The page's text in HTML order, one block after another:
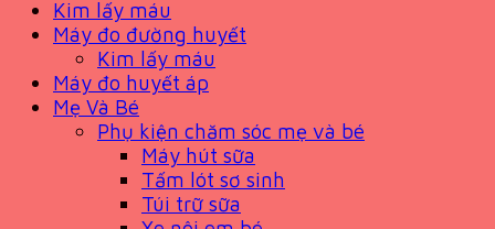
Kim lấy máu
Máy đo đường huyết
Kim lấy máu
Máy đo huyết áp
Mẹ Và Bé
Phụ kiện chăm sóc mẹ và bé
Máy hút sữa
Tấm lót sơ sinh
Túi trữ sữa